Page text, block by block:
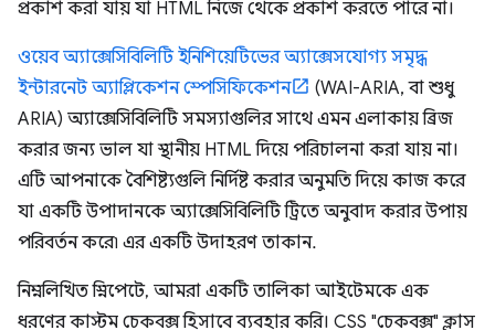
প্রকাশ করা যায় যা HTML নিজে থেকে প্রকাশ করতে পারে না।
ওয়েব অ্যাক্সেসিবিলিটি ইনিশিয়েটিভের অ্যাক্সেসযোগ্য সমৃদ্ধ
ইন্টারনেট অ্যাপ্লিকেশন স্পেসিফিকেশন
(WAI-ARIA, বা শুধু
ARIA) অ্যাক্সেসিবিলিটি সমস্যাগুলির সাথে এমন এলাকায় ব্রিজ
করার জন্য ভাল যা স্থানীয় HTML দিয়ে পরিচালনা করা যায় না।
এটি আপনাকে বৈশিষ্ট্যগুলি নির্দিষ্ট করার অনুমতি দিয়ে কাজ করে
যা একটি উপাদানকে অ্যাক্সেসিবিলিটি ট্রিতে অনুবাদ করার উপায়
পরিবর্তন করে৷ এর একটি উদাহরণ তাকান.
নিম্নলিখিত স্নিপেটে, আমরা একটি তালিকা আইটেমকে এক
ধরণের কাস্টম চেকবক্স হিসাবে ব্যবহার করি। CSS "চেকবক্স" ক্লাস